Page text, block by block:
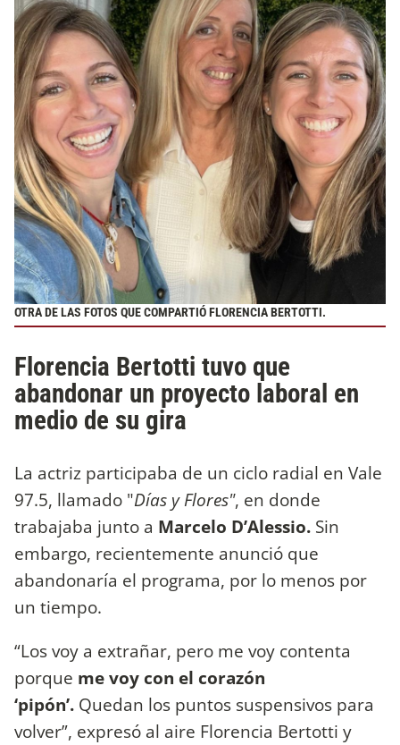
OTRA DE LAS FOTOS QUE COMPARTIÓ FLORENCIA BERTOTTI.
Florencia Bertotti tuvo que
abandonar un proyecto laboral en
medio de su gira
La actriz participaba de un ciclo radial en Vale
97.5, llamado "Días y Flores", en donde
trabajaba junto a Marcelo D’Alessio. Sin
embargo, recientemente anunció que
abandonaría el programa, por lo menos por
un tiempo.
“Los voy a extrañar, pero me voy contenta
porque me voy con el corazón
‘pipón’. Quedan los puntos suspensivos para
volver”, expresó al aire Florencia Bertotti y